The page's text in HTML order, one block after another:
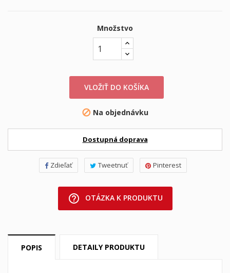
Množstvo
VLOŽIŤ DO KOŠÍKA
 Na objednávku
Dostupná doprava
Zdieľať Tweetnuť Pinterest
help_outline OTÁZKA K PRODUKTU
POPIS DETAILY PRODUKTU